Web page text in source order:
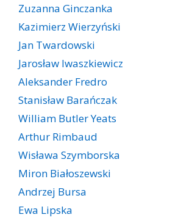
Zuzanna Ginczanka
Kazimierz Wierzyński
Jan Twardowski
Jarosław Iwaszkiewicz
Aleksander Fredro
Stanisław Barańczak
William Butler Yeats
Arthur Rimbaud
Wisława Szymborska
Miron Białoszewski
Andrzej Bursa
Ewa Lipska